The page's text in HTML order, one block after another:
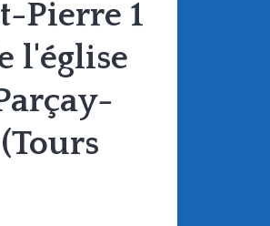
Pierre 1
l'église